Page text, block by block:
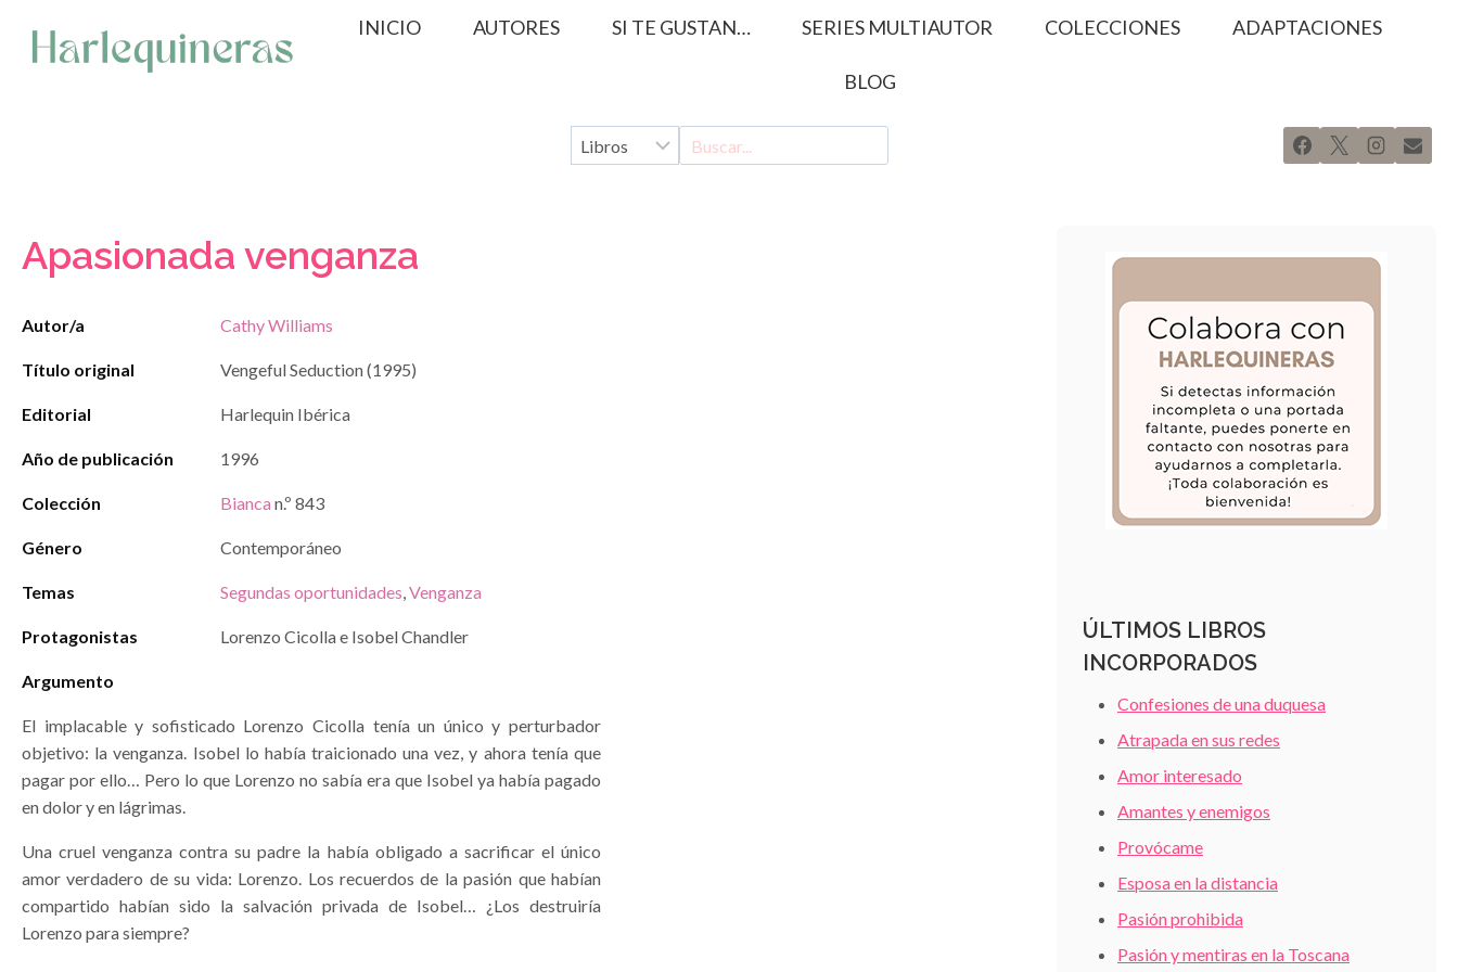
contenido
INICIO AUTORES SI TE GUSTAN… SERIES MULTIAUTOR COLECCIONES ADAPTACIONES
BLOG
Apasionada venganza
Autor/a Cathy Williams
Título original Vengeful Seduction (1995)
Editorial Harlequin Ibérica
Año de publicación 1996
Colección Bianca n.º 843
Género Contemporáneo
Temas Segundas oportunidades,Venganza
Protagonistas Lorenzo Cicolla e Isobel Chandler
Argumento
El implacable y sofisticado Lorenzo Cicolla tenía un único y perturbador
objetivo: la venganza. Isobel lo había traicionado una vez, y ahora tenía que
pagar por ello… Pero lo que Lorenzo no sabía era que Isobel ya había pagado
en dolor y en lágrimas.
Una cruel venganza contra su padre la había obligado a sacrificar el único
amor verdadero de su vida: Lorenzo. Los recuerdos de la pasión que habían
compartido habían sido la salvación privada de Isobel… ¿Los destruiría
Lorenzo para siempre?
ÚLTIMOS LIBROS
INCORPORADOS
Confesiones de una duquesa
Atrapada en sus redes
Amor interesado
Amantes y enemigos
Provócame
Esposa en la distancia
Pasión prohibida
Pasión y mentiras en la Toscana